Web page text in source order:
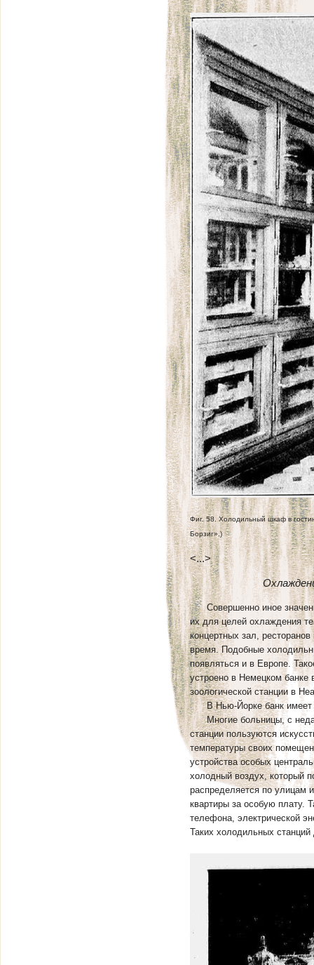
Фиг. 58. Холодильный шкаф в
Борзиг».)
<...>
Совершенно иное
их для целей охлаждения
концертных зал,
время. Подобные
появляться и в Европе.
устроено в Немецком банке
зоологической станции в
В Нью-Йорке банк имеет
Многие больницы, с
станции пользуются
температуры своих
устройства особых
холодный воздух, который
распределяется по улицам
квартиры за особую плату.
телефона, электрической
Таких холодильных